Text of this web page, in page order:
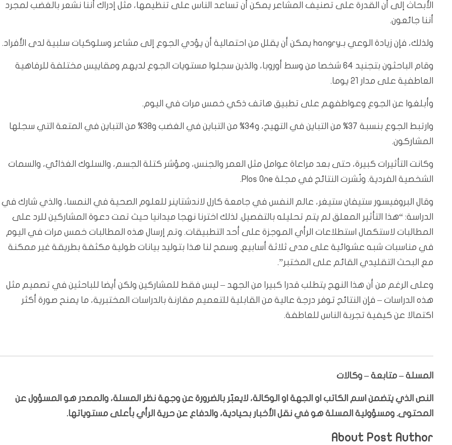
الأبحاث إلى أن القدرة على تصنيف المشاعر يمكن أن تساعد الناس على تنظيمها، مثل إدراك أننا نشعر بالغضب لمجرد
أننا جائعون.
ولذلك، فإن زيادة الوعي بـhangry يمكن أن يقلل من احتمالية أن يؤدي الجوع إلى مشاعر وسلوكيات سلبية لدى الأفراد.
وقام الباحثون بتجنيد 64 شخصا من وسط أوروبا، والذين سجلوا مستويات الجوع لديهم ومقاييس مختلفة للرفاهية
العاطفية على مدار 21 يوما.
وأبلغوا عن الجوع وعواطفهم على تطبيق هاتف ذكي خمس مرات في اليوم.
وارتبط الجوع بنسبة 37% من التباين في التهيج، و34% من التباين في الغضب و38% من التباين في المتعة التي سجلها
المشاركون.
وكانت التأثيرات كبيرة، حتى بعد مراعاة عوامل مثل العمر والجنس، ومؤشر كتلة الجسم، والسلوك الغذائي، والسمات
الشخصية الفردية. ونُشرت النتائج في مجلة Plos One.
وقال البروفيسور ستيفان ستيغر، عالم النفس في جامعة كارل لاندشتاينر للعلوم الصحية في النمسا، والذي شارك في
الدراسة: “هذا التأثير المعلق لم يتم تحليله بالتفصيل. لذلك اخترنا نهجا ميدانيا حيث تمت دعوة المشاركين للرد على
المطالبات لاستكمال استطلاعات الرأي الموجزة على أحد التطبيقات. وتم إرسال هذه المطالبات خمس مرات في اليوم
في مناسبات شبه عشوائية على مدى ثلاثة أسابيع. وسمح لنا هذا بتوليد بيانات طولية مكثفة بطريقة غير ممكنة
مع البحث التقليدي القائم على المختبر”.
وعلى الرغم من أن هذا النهج يتطلب قدرا كبيرا من الجهد – ليس فقط للمشاركين ولكن أيضا للباحثين في تصميم مثل
هذه الدراسات – فإن النتائج توفر درجة عالية من القابلية للتعميم مقارنة بالدراسات المختبرية، ما يمنح صورة أكثر
اكتمالا عن كيفية تجربة الناس للعاطفة.
المسلة – متابعة – وكالات
النص الذي يتضمن اسم الكاتب او الجهة او الوكالة، لايعبّر بالضرورة عن وجهة نظر المسلة، والمصدر هو المسؤول عن
المحتوى. ومسؤولية المسلة هو في نقل الأخبار بحيادية، والدفاع عن حرية الرأي بأعلى مستوياتها.
About Post Author